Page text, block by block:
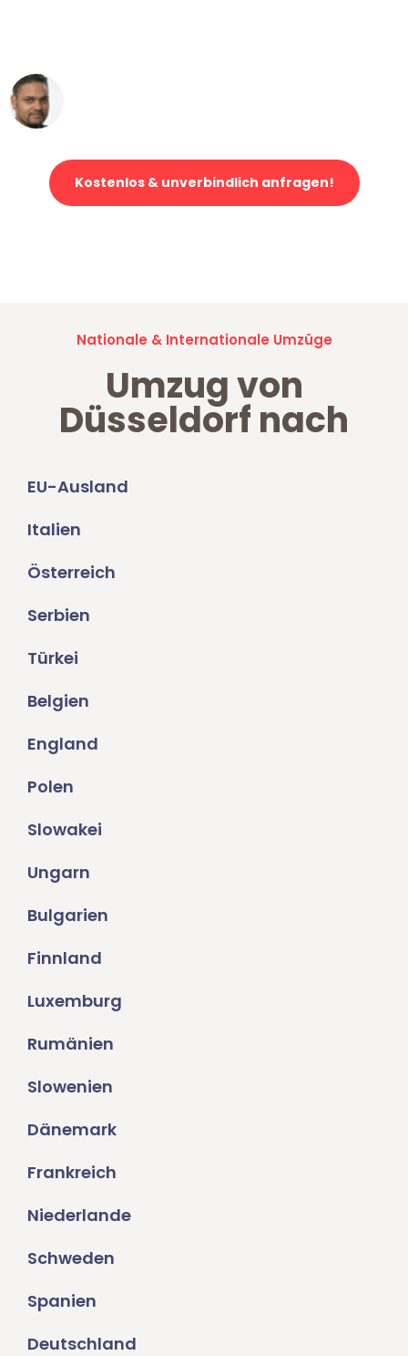
Kostenlos & unverbindlich anfragen!
Nationale & Internationale Umzüge
Umzug von
Düsseldorf nach
EU-Ausland
Italien
Österreich
Serbien
Türkei
Belgien
England
Polen
Slowakei
Ungarn
Bulgarien
Finnland
Luxemburg
Rumänien
Slowenien
Dänemark
Frankreich
Niederlande
Schweden
Spanien
Deutschland